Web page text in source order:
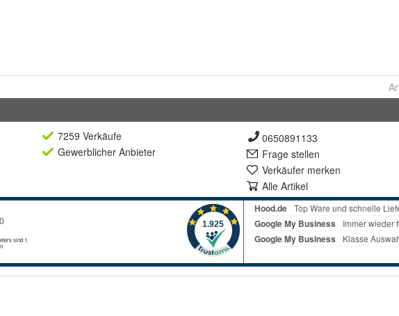
7259 Verkäufe
Gewerblicher Anbieter
0650891133
Frage stellen
Verkäufer merken
Alle Artikel